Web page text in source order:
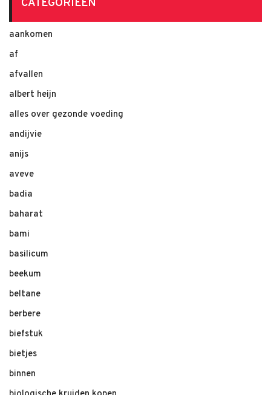
CATEGORIEËN
aankomen
af
afvallen
albert heijn
alles over gezonde voeding
andijvie
anijs
aveve
badia
baharat
bami
basilicum
beekum
beltane
berbere
biefstuk
bietjes
binnen